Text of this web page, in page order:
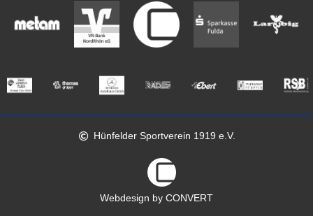
Hünfelder Sportverein 1919 e.V.
Webdesign by CONVERT